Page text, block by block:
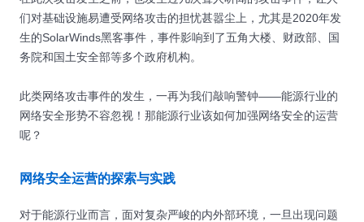
们对基础设施易遭受网络攻击的担忧甚嚣尘上，尤其是2020年发
生的SolarWinds黑客事件，事件影响到了五角大楼、财政部、国
务院和国土安全部等多个政府机构。
此类网络攻击事件的发生，一再为我们敲响警钟——能源行业的
网络安全形势不容忽视！那能源行业该如何加强网络安全的运营
呢？
网络安全运营的探索与实践
对于能源行业而言，面对复杂严峻的内外部环境，一旦出现问题